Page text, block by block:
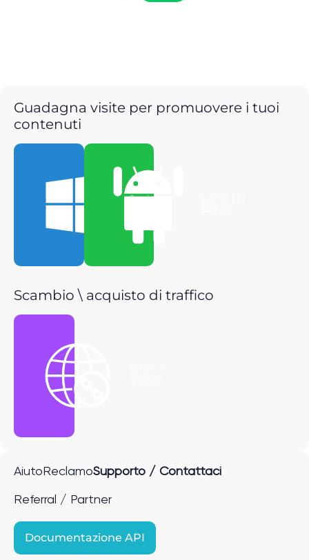
Guadagna visite per promuovere i tuoi
contenuti
Scarica per
Scambio \ acquisto di traffico
Aiuto ReclamoSupporto / Contattaci
Referral / Partner
Documentazione API